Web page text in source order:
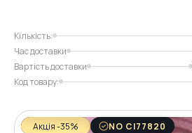
Кількість:
Час доставки
Вартість доставки
Код товару:
Акція -35% NO CI77820